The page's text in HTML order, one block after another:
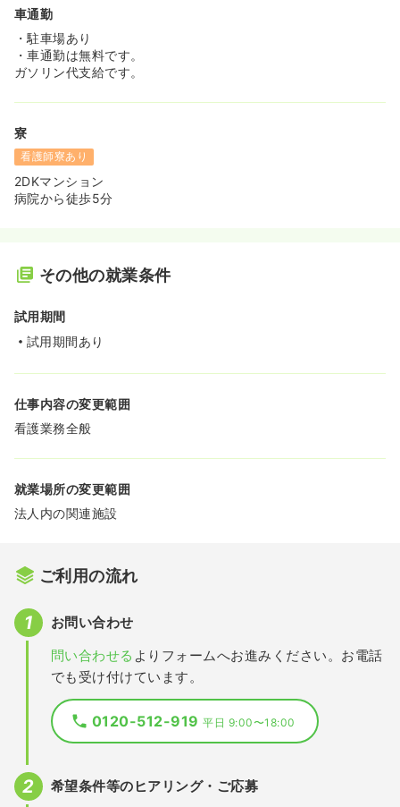
車通勤
・駐車場あり
・車通勤は無料です。
ガソリン代支給です。
寮
看護師寮あり
2DKマンション
病院から徒歩5分
その他の就業条件
試用期間
試用期間あり
仕事内容の変更範囲
看護業務全般
就業場所の変更範囲
法人内の関連施設
ご利用の流れ
お問い合わせ
問い合わせる よりフォームへお進みください。お電話
でも受け付けています。
0120-512-919平日 9:00〜18:00
希望条件等のヒアリング・ご応募